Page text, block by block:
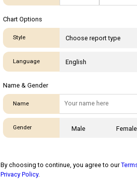
Chart Options
Style
Language
Name & Gender
Name
Gender Male Female
By choosing to continue, you agree to our
Privacy Policy.